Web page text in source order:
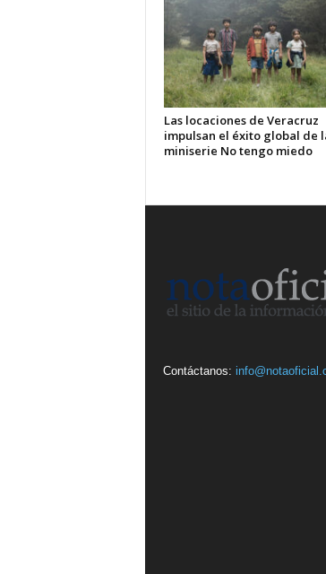
Las locaciones de Veracruz
impulsan el éxito global de
miniserie No tengo miedo
Contáctanos: